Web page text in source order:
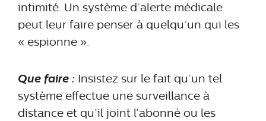
intimité. Un système d’alerte médicale
peut leur faire penser à quelqu’un qui les
« espionne ».
Que faire : Insistez sur le fait qu’un tel
système effectue une surveillance à
distance et qu’il joint l’abonné ou les